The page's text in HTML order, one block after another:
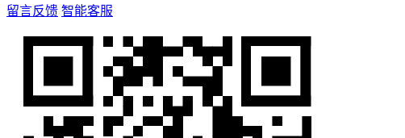
留言反馈 智能客服